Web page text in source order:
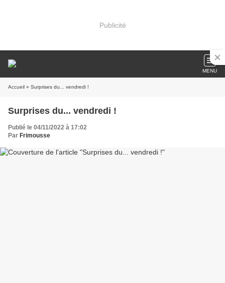
Publicité
MENU
Accueil » Surprises du... vendredi !
Surprises du... vendredi !
Publié le 04/11/2022 à 17:02
Par Frimousse